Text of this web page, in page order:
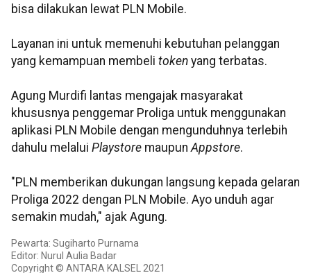
bisa dilakukan lewat PLN Mobile.
Layanan ini untuk memenuhi kebutuhan pelanggan
yang kemampuan membeli token yang terbatas.
Agung Murdifi lantas mengajak masyarakat
khususnya penggemar Proliga untuk menggunakan
aplikasi PLN Mobile dengan mengunduhnya terlebih
dahulu melalui Playstore maupunAppstore.
"PLN memberikan dukungan langsung kepada gelaran
Proliga 2022 dengan PLN Mobile. Ayo unduh agar
semakin mudah," ajak Agung.
Pewarta: Sugiharto Purnama
Editor: Nurul Aulia Badar
Copyright © ANTARA KALSEL 2021